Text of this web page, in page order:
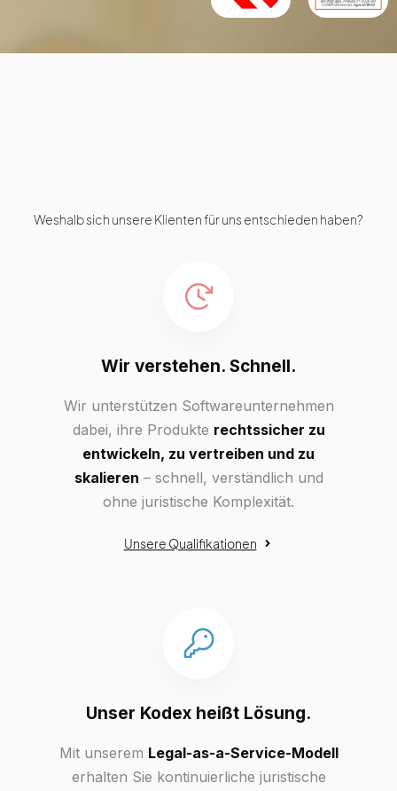
Weshalb sich unsere Klienten für uns entschieden haben?
Wir verstehen. Schnell.
Wir unterstützen Softwareunternehmen
dabei, ihre Produkte rechtssicher zu
entwickeln, zu vertreiben und zu
skalieren – schnell, verständlich und
ohne juristische Komplexität.
Unsere Qualifikationen
Unser Kodex heißt Lösung.
Mit unserem Legal-as-a-Service-Modell
erhalten Sie kontinuierliche juristische